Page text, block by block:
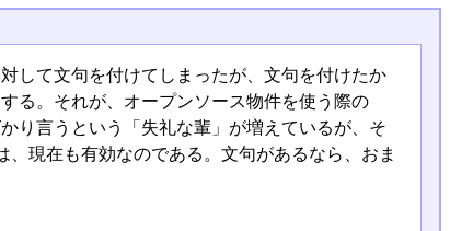
して文句を付けてしまったが、文句を付けたか
る。それが、オープンソース物件を使う際の
り言うという「失礼な輩」が増えているが、そ
現在も有効なのである。文句があるなら、おま